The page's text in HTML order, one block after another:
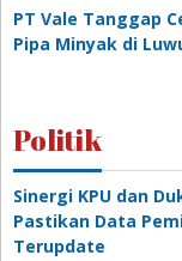
PT Vale Tanggap
Pipa Minyak di
Politik
Sinergi KPU dan
Pastikan Data
Terupdate